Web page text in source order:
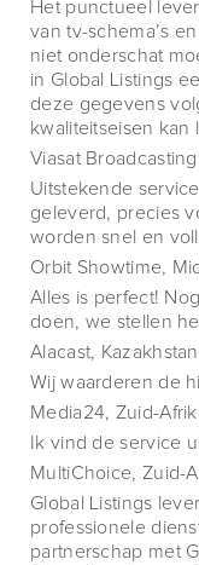
Het punctueel
van tv-schema’s
niet onderschat
in Global Listings
deze gegevens
kwaliteitseisen kan
Viasat Broadcasting
Uitstekende
geleverd, precies
worden snel en
Orbit Showtime,
Alles is perfect!
doen, we stellen
Alacast, Kazakhstan
Wij waarderen de
Media24, Zuid-
Ik vind de service
MultiChoice, Zuid-
Global Listings
professionele
partnerschap met